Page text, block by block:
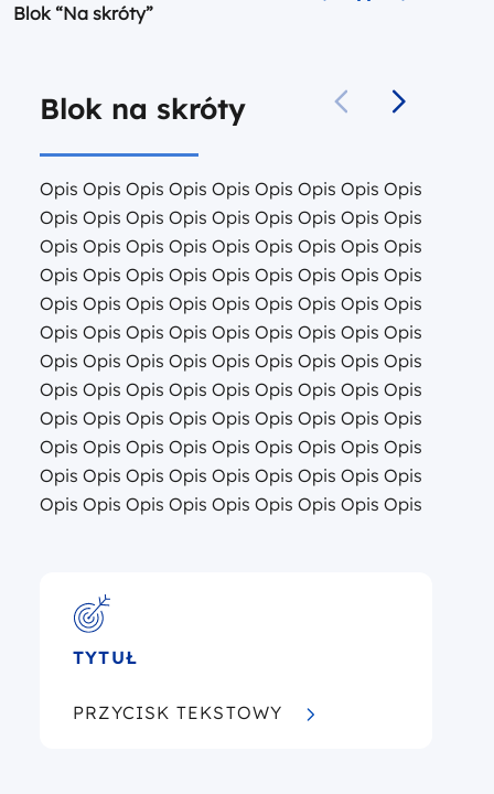
Blok “Na skróty”
Blok na skróty
Opis Opis Opis Opis Opis Opis Opis Opis Opis
Opis Opis Opis Opis Opis Opis Opis Opis Opis
Opis Opis Opis Opis Opis Opis Opis Opis Opis
Opis Opis Opis Opis Opis Opis Opis Opis Opis
Opis Opis Opis Opis Opis Opis Opis Opis Opis
Opis Opis Opis Opis Opis Opis Opis Opis Opis
Opis Opis Opis Opis Opis Opis Opis Opis Opis
Opis Opis Opis Opis Opis Opis Opis Opis Opis
Opis Opis Opis Opis Opis Opis Opis Opis Opis
Opis Opis Opis Opis Opis Opis Opis Opis Opis
Opis Opis Opis Opis Opis Opis Opis Opis Opis
Opis Opis Opis Opis Opis Opis Opis Opis Opis
TYTUŁ
PRZYCISK TEKSTOWY